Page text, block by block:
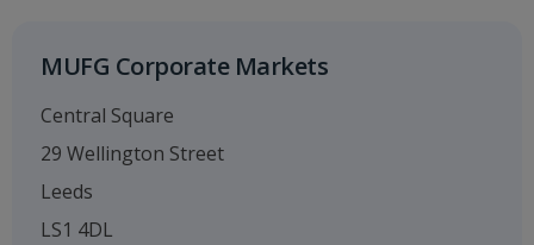
MUFG Corporate Markets
Central Square
29 Wellington Street
Leeds
LS1 4DL